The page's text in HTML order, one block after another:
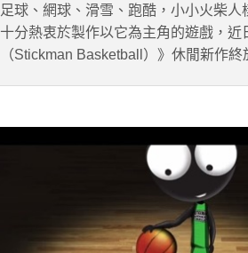
足球、網球、滑雪、跑酷，小小火柴
十分熱衷於製作以它為主角的遊戲，
（Stickman Ba​​sketball）》休閒新作終